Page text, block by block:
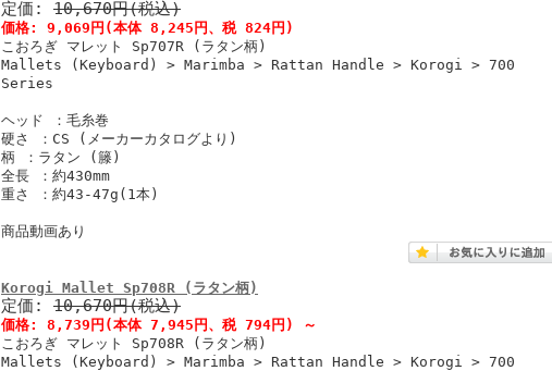
定価: 10,670円(税込)
価格: 9,069円 (本体 8,245円、税 824円)
こおろぎ マレット Sp707R (ラタン柄)
Mallets (Keyboard) > Marimba > Rattan Handle > Korogi > 700
Series
ヘッド ：毛糸巻
硬さ ：CS (メーカーカタログより)
柄 ：ラタン (籐)
全長 ：約430mm
重さ ：約43-47g(1本)
商品動画あり
Korogi Mallet Sp708R (ラタン柄)
定価: 10,670円(税込)
価格: 8,739円 (本体 7,945円、税 794円)
～
こおろぎ マレット Sp708R (ラタン柄)
Mallets (Keyboard) > Marimba > Rattan Handle > Korogi > 700